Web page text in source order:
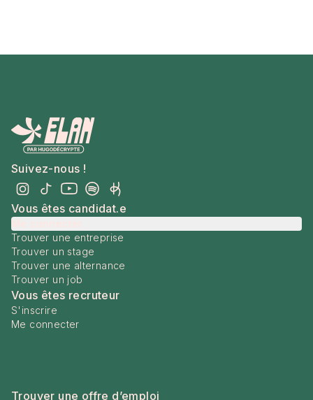
Suivez-nous !
Vous êtes candidat.e
Trouver une entreprise
Trouver un stage
Trouver une alternance
Trouver un job
Vous êtes recruteur
S'inscrire
Me connecter
Trouver une offre d’emploi